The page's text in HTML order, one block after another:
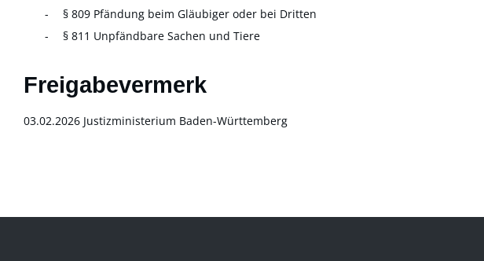
§ 809 Pfändung beim Gläubiger oder bei Dritten
§ 811 Unpfändbare Sachen und Tiere
Freigabevermerk
03.02.2026 Justizministerium Baden-Württemberg